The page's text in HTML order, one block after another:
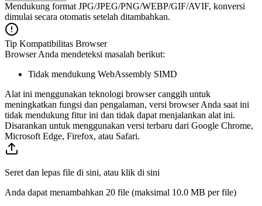
Mendukung format JPG/JPEG/PNG/WEBP/GIF/AVIF, konversi
dimulai secara otomatis setelah ditambahkan.
Tip Kompatibilitas Browser
Browser Anda mendeteksi masalah berikut:
Tidak mendukung WebAssembly SIMD
Alat ini menggunakan teknologi browser canggih untuk
meningkatkan fungsi dan pengalaman, versi browser Anda saat ini
tidak mendukung fitur ini dan tidak dapat menjalankan alat ini.
Disarankan untuk menggunakan versi terbaru dari Google Chrome,
Microsoft Edge, Firefox, atau Safari.
Seret dan lepas file di sini, atau klik di sini
Anda dapat menambahkan 20 file (maksimal 10.0 MB per file)